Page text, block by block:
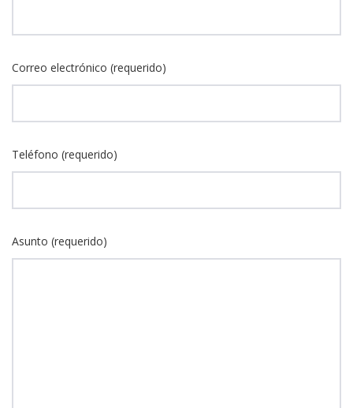
Correo electrónico (requerido)
Teléfono (requerido)
Asunto (requerido)